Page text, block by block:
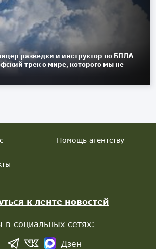
разведки и инструктор по БПЛА
трек о мире, которого мы не
Помощь агентству
к ленте новостей
в социальных сетях:
Дзен